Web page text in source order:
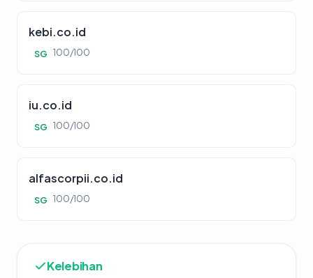
kebi.co.id
SG 100/100
iu.co.id
SG 100/100
alfascorpii.co.id
SG 100/100
Kelebihan